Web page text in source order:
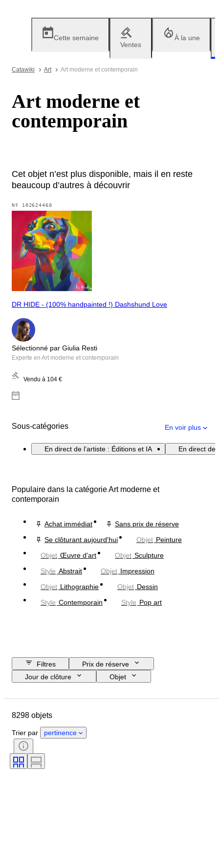
Cette semaine
Ventes
À la une
Catawiki Art Art moderne et contemporain
Art moderne et
contemporain
Cet objet n’est plus disponible, mais il en reste
beaucoup d’autres à découvrir
Nº 102624460
DR HIDE - (100% handpainted !) Dashshund Love
Sélectionné par Giulia Resti
Experte en Art moderne et contemporain
Vendu à 104 €
Sous-catégories En voir plus
En direct de l’artiste : Éditions et IA En direct de
Populaire dans la catégorie Art moderne et
contemporain
Achat immédiat
Sans prix de réserve
Se clôturant aujourd'hui
Objet Peinture
Objet Œuvre d'art Objet Sculpture
Style Abstrait Objet Impression
Objet Lithographie Objet Dessin
Style Contemporain Style Pop art
Filtres
Prix de réserve
Jour de clôture
Objet
Thème
Couleur
Édition
8298 objets
Trier par pertinence